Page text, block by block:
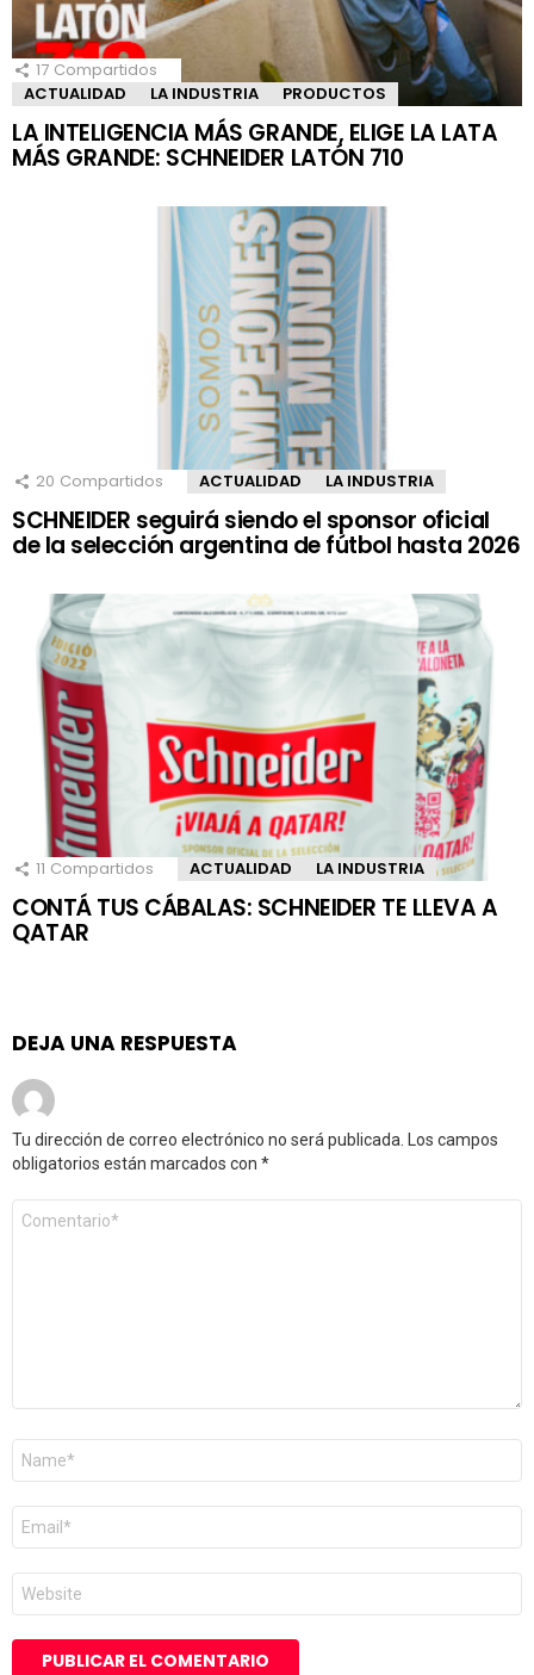
17 Compartidos
ACTUALIDAD
LA INDUSTRIA PRODUCTOS
LA INTELIGENCIA MÁS GRANDE, ELIGE LA LATA
MÁS GRANDE: SCHNEIDER LATÓN 710
20 Compartidos ACTUALIDAD LA INDUSTRIA
SCHNEIDER seguirá siendo el sponsor oficial
de la selección argentina de fútbol hasta 2026
11 Compartidos ACTUALIDAD LA INDUSTRIA
CONTÁ TUS CÁBALAS: SCHNEIDER TE LLEVA A
QATAR
DEJA UNA RESPUESTA
Tu dirección de correo electrónico no será publicada.
Los campos
obligatorios están marcados con *
Comentario
Nombre
Correo
electrónico
*
Web